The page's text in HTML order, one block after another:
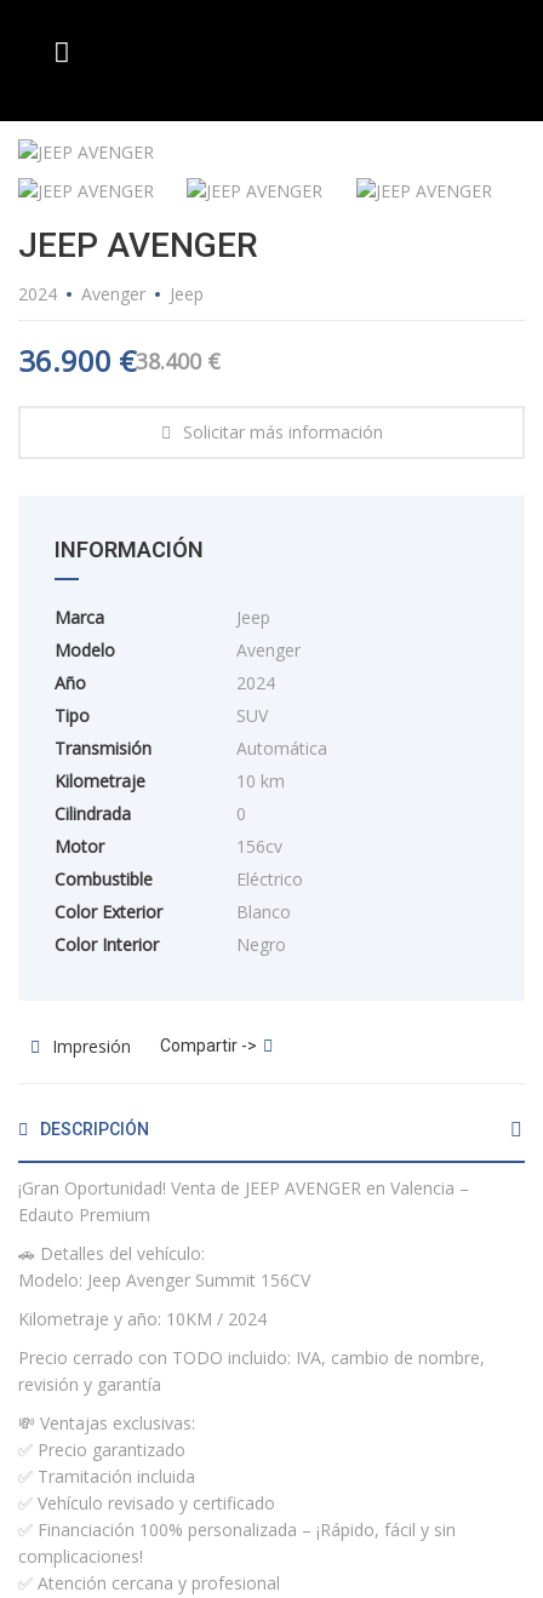
JEEP AVENGER
2024 Avenger Jeep
38.400€
36.900 €
Solicitar más información
INFORMACIÓN
Marca
Jeep
Modelo
Avenger
Año
2024
Tipo
SUV
Transmisión
Automática
Kilometraje
10 km
Cilindrada
0
Motor
156cv
Combustible
Eléctrico
Color Exterior
Blanco
Color Interior
Negro
Impresión Compartir ->
DESCRIPCIÓN
¡Gran Oportunidad! Venta de JEEP AVENGER en Valencia –
Edauto Premium
🚗 Detalles del vehículo:
Modelo: Jeep Avenger Summit 156CV
Kilometraje y año: 10KM / 2024
Precio cerrado con TODO incluido: IVA, cambio de nombre,
revisión y garantía
💸 Ventajas exclusivas:
✅ Precio garantizado
✅ Tramitación incluida
✅ Vehículo revisado y certificado
✅ Financiación 100% personalizada – ¡Rápido, fácil y sin
complicaciones!
✅ Atención cercana y profesional